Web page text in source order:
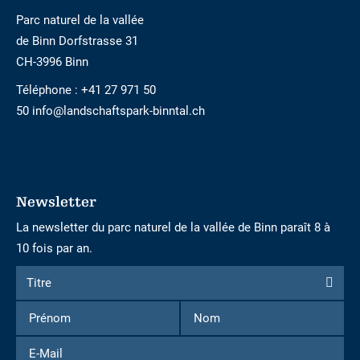
Parc naturel de la vallée
de Binn Dorfstrasse 31
CH-3996 Binn
Téléphone : +41 27 971 50
50 info@landschaftspark-binntal.ch
Newsletter
La newsletter du parc naturel de la vallée de Binn paraît 8 à
10 fois par an.
Formulaire
d'inscription
la
Titre
Titre
Prénom
Nom